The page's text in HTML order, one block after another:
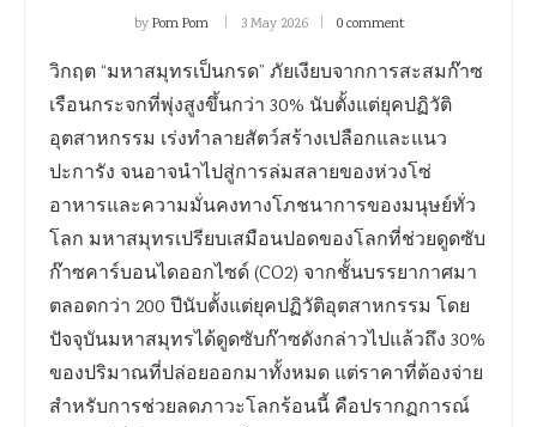
byPom Pom 3 May 2026 0 comment
วิกฤต “มหาสมุทรเป็นกรด” ภัยเงียบจากการสะสมก๊าซ
เรือนกระจกที่พุ่งสูงขึ้นกว่า 30% นับตั้งแต่ยุคปฏิวัติ
อุตสาหกรรม เร่งทำลายสัตว์สร้างเปลือกและแนว
ปะการัง จนอาจนำไปสู่การล่มสลายของห่วงโซ่
อาหารและความมั่นคงทางโภชนาการของมนุษย์ทั่ว
โลก มหาสมุทรเปรียบเสมือนปอดของโลกที่ช่วยดูดซับ
ก๊าซคาร์บอนไดออกไซด์ (CO2) จากชั้นบรรยากาศมา
ตลอดกว่า 200 ปีนับตั้งแต่ยุคปฏิวัติอุตสาหกรรม โดย
ปัจจุบันมหาสมุทรได้ดูดซับก๊าซดังกล่าวไปแล้วถึง 30%
ของปริมาณที่ปล่อยออกมาทั้งหมด แต่ราคาที่ต้องจ่าย
สำหรับการช่วยลดภาวะโลกร้อนนี้ คือปรากฏการณ์